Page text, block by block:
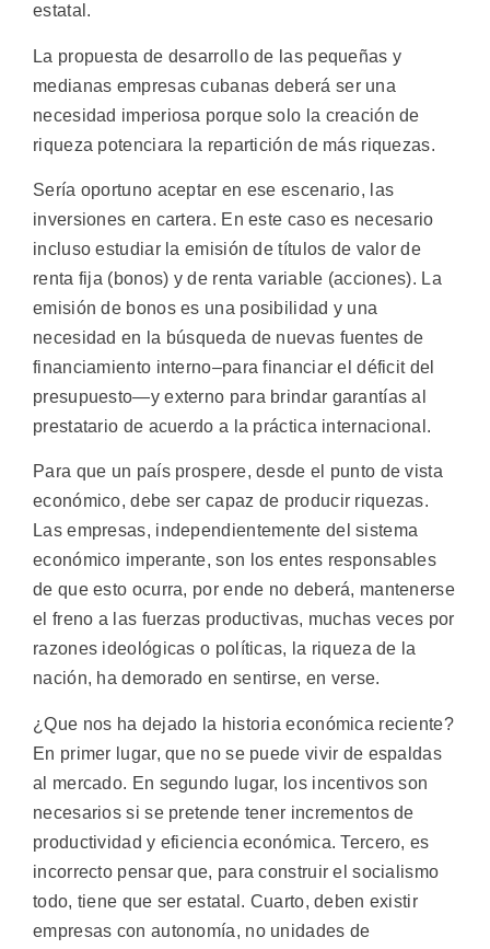
estatal.
La propuesta de desarrollo de las pequeñas y
medianas empresas cubanas deberá ser una
necesidad imperiosa porque solo la creación de
riqueza potenciara la repartición de más riquezas.
Sería oportuno aceptar en ese escenario, las
inversiones en cartera. En este caso es necesario
incluso estudiar la emisión de títulos de valor de
renta fija (bonos) y de renta variable (acciones). La
emisión de bonos es una posibilidad y una
necesidad en la búsqueda de nuevas fuentes de
financiamiento interno–para financiar el déficit del
presupuesto—y externo para brindar garantías al
prestatario de acuerdo a la práctica internacional.
Para que un país prospere, desde el punto de vista
económico, debe ser capaz de producir riquezas.
Las empresas, independientemente del sistema
económico imperante, son los entes responsables
de que esto ocurra, por ende no deberá, mantenerse
el freno a las fuerzas productivas, muchas veces por
razones ideológicas o políticas, la riqueza de la
nación, ha demorado en sentirse, en verse.
¿Que nos ha dejado la historia económica reciente?
En primer lugar, que no se puede vivir de espaldas
al mercado. En segundo lugar, los incentivos son
necesarios si se pretende tener incrementos de
productividad y eficiencia económica. Tercero, es
incorrecto pensar que, para construir el socialismo
todo, tiene que ser estatal. Cuarto, deben existir
empresas con autonomía, no unidades de